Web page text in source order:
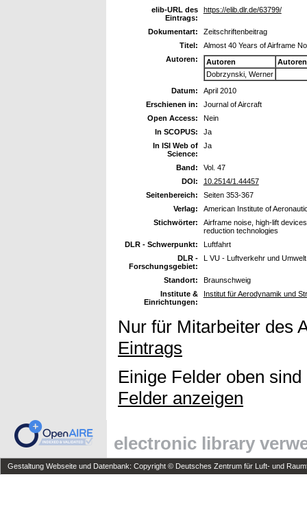
elib-URL des
Eintrags:
https://elib.dlr.de/63799/
Dokumentart:
Zeitschriftenbeitrag
Titel:
Almost 40 Years of Airframe
Autoren:
Autoren
Dobrzynski, Werner
Datum:
April 2010
Erschienen in:
Journal of Aircraft
Open Access:
Nein
In SCOPUS:
Ja
In ISI Web of
Science:
Ja
Band:
Vol. 47
DOI:
10.2514/1.44457
Seitenbereich:
Seiten 353-367
Verlag:
American Institute of
Stichwörter:
Airframe noise, high-lift
reduction technologies
DLR - Schwerpunkt:
Luftfahrt
DLR -
Forschungsgebiet:
L VU - Luftverkehr und Umwelt
Standort:
Braunschweig
Institute &
Einrichtungen:
Institut für Aerodynamik und
Nur für Mitarbeiter des
Eintrags
Einige Felder oben
Felder anzeigen
electronic library
Gestaltung Webseite und Datenbank: Copyright © Deutsches Zentrum für Luft- und